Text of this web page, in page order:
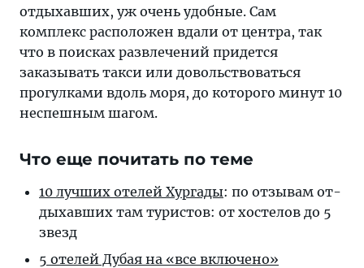
отдыхавших, уж очень удобные. Сам
комплекс расположен вдали от центра, так
что в поисках развлечений придется
заказывать такси или довольствоваться
прогулками вдоль моря, до которого минут 10
неспешным шагом.
Что еще почитать по теме
10 лучших оте­лей Хур­га­ды: по от­зы­вам от­
ды­хав­ших там ту­рис­тов: от хос­те­лов до 5
звезд
5 отелей Ду­бая на «все включено»